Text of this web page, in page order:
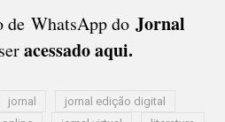
de WhatsApp do Jornal
acessado aqui.
jornal
jornal edição digital